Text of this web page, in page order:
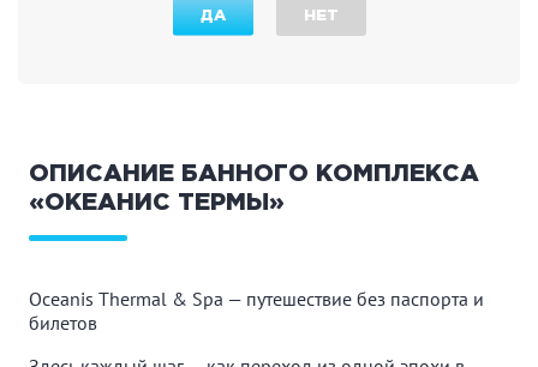
ОПИСАНИЕ БАННОГО КОМПЛЕКСА
«ОКЕАНИС ТЕРМЫ»
Oceanis Thermal & Spa — путешествие без паспорта и
билетов
ДА НЕТ